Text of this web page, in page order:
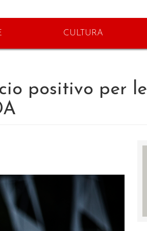
CULTURA
positivo per